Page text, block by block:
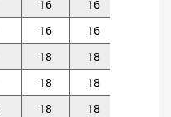
16 16
16 16
18 18
18 18
18 18